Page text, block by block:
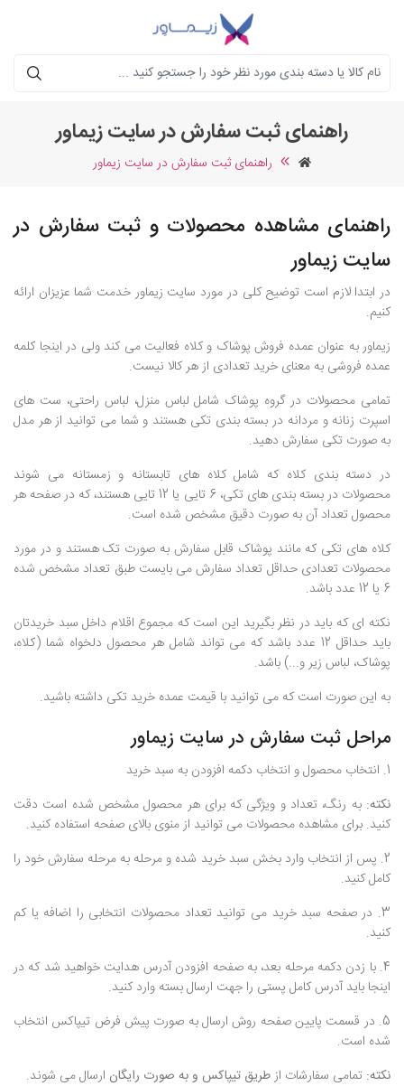
جستجو
راهنمای ثبت سفارش در سایت زیماور
راهنمای ثبت سفارش در سایت زیماور
راهنمای مشاهده محصولات و ثبت سفارش در
سایت زیماور
در ابتدا لازم است توضیح کلی در مورد سایت زیماور خدمت شما عزیزان ارائه
کنیم.
زیماور به عنوان عمده فروش پوشاک و کلاه فعالیت می کند ولی در اینجا کلمه
عمده فروشی به معنای خرید تعدادی از هر کالا نیست.
تمامی محصولات در گروه پوشاک شامل لباس منزل، لباس راحتی، ست های
اسپرت زنانه و مردانه در بسته بندی تکی هستند و شما می توانید از هر مدل
به صورت تکی سفارش دهید.
در دسته بندی کلاه که شامل کلاه های تابستانه و زمستانه می شوند
محصولات در بسته بندی های تکی، 6 تایی یا 12 تایی هستند، که در صفحه هر
محصول تعداد آن به صورت دقیق مشخص شده است.
کلاه های تکی که مانند پوشاک قابل سفارش به صورت تک هستند و در مورد
محصولات تعدادی حداقل تعداد سفارش می بایست طبق تعداد مشخص شده
6 یا 12 عدد باشد.
نکته ای که باید در نظر بگیرید این است که مجموع اقلام داخل سبد خریدتان
باید حداقل 12 عدد باشد که می تواند شامل هر محصول دلخواه شما (کلاه،
پوشاک، لباس زیر و...) باشد.
به این صورت است که می توانید با قیمت عمده خرید تکی داشته باشید.
مراحل ثبت سفارش در سایت زیماور
1. انتخاب محصول و انتخاب دکمه افزودن به سبد خرید
نکته: به رنگ، تعداد و ویژگی که برای هر محصول مشخص شده است دقت
کنید. برای مشاهده محصولات می توانید از منوی بالای صفحه استفاده کنید.
2. پس از انتخاب وارد بخش سبد خرید شده و مرحله به مرحله سفارش خود را
کامل کنید.
3. در صفحه سبد خرید می توانید تعداد محصولات انتخابی را اضافه یا کم
کنید.
4. با زدن دکمه مرحله بعد، به صفحه افزودن آدرس هدایت خواهید شد که در
اینجا باید آدرس کامل پستی را جهت ارسال بسته وارد کنید.
5. در قسمت پایین صفحه روش ارسال به صورت پیش فرض تیپاکس انتخاب
شده است.
نکته: تمامی سفارشات ازطریق تیپاکس و به صورت رایگان ارسال می شوند.